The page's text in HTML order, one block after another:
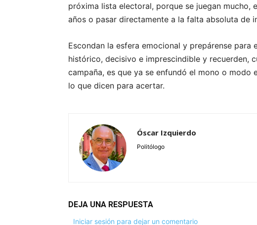
próxima lista electoral, porque se juegan mucho,
años o pasar directamente a la falta absoluta de
Escondan la esfera emocional y prepárense para
histórico, decisivo e imprescindible y recuerden,
campaña, es que ya se enfundó el mono o
lo que dicen para acertar.
Óscar Izquierdo
Politólogo
DEJA UNA RESPUESTA
Iniciar sesión para dejar un comentario